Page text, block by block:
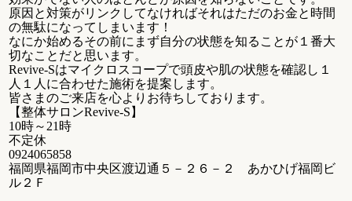
原因と対策がリンクしてなければそれはただのお金と時間
の無駄になってしまいます！
なにか始めるその前にまず自分の状態を知ることが１番大
切なことだと思います。
Revive-Sはマイクロスコープで頭皮や肌の状態を確認し１
人１人に合わせた施術を提案します。
皆さまのご来店を心よりお待ちしております。
【整体サロンRevive-S】
10時～21時
不定休
0924065858
福岡県福岡市中央区渡辺通５－２６－２ あかひげ福岡ビ
ル２Ｆ